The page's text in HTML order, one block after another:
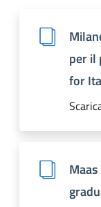
per il
for